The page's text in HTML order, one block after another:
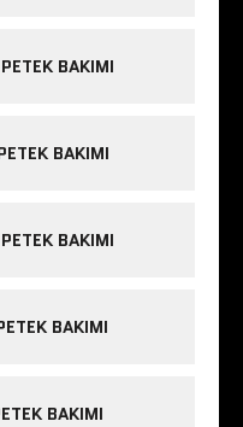
BAKIMI
BAKIMI
BAKIMI
BAKIMI
BAKIMI